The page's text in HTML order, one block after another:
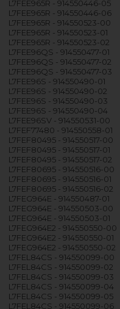
L7FEE965R - 914550446-05
L7FEE965R - 914550446-06
L7FEE965R - 914550523-00
L7FEE965R - 914550523-01
L7FEE965R - 914550523-02
L7FEE96QS - 914550477-01
L7FEE96QS - 914550477-02
L7FEE96QS - 914550477-03
L7FEE96S - 914550490-01
L7FEE96S - 914550490-02
L7FEE96S - 914550490-03
L7FEE96S - 914550490-04
L7FEE96SV - 914550531-00
L7FEF77480 - 914550558-01
L7FEF80495 - 914550517-00
L7FEF80495 - 914550517-01
L7FEF80495 - 914550517-02
L7FEF80695 - 914550516-00
L7FEF80695 - 914550516-01
L7FEF80695 - 914550516-02
L7FEG964E - 914550487-01
L7FEG964E - 914550503-00
L7FEG964E - 914550503-01
L7FEG964E2 - 914550550-00
L7FEG964E2 - 914550550-01
L7FEG964E2 - 914550550-02
L7FEL84CS - 914550099-00
L7FEL84CS - 914550099-02
L7FEL84CS - 914550099-03
L7FEL84CS - 914550099-04
L7FEL84CS - 914550099-05
L7FEL84CS - 914550099-06